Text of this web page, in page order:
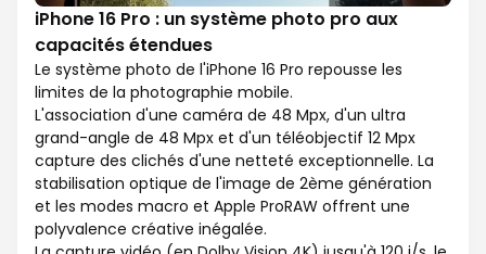
iPhone 16 Pro : un système photo pro aux
capacités étendues
Le système photo de l'iPhone 16 Pro repousse les
limites de la photographie mobile.
L'association d'une caméra de 48 Mpx, d'un ultra
grand-angle de 48 Mpx et d'un téléobjectif 12 Mpx
capture des clichés d'une netteté exceptionnelle. La
stabilisation optique de l'image de 2ème génération
et les modes macro et Apple ProRAW offrent une
polyvalence créative inégalée.